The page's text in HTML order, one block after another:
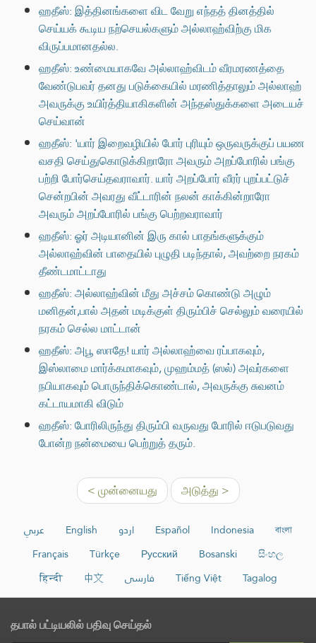
ஹதீஸ்: இத்தினங்களை விட வேறு எந்தத் தினத்தில்
செய்யக் கூடிய நற்செயல்களும் அல்லாஹ்விற்கு மிக
விருப்பமானதல்ல.
ஹதீஸ்: உண்மையாகவே அல்லாஹ்விடம் வீரமரணத்தை
வேண்டுபவர் தனது படுக்கையில் மரணித்தாலும் அல்லாஹ்
அவருக்கு உயிர்த்தியாகிகளின் அந்தஸ்துக்களை அடையச்
செய்வான்
ஹதீஸ்: 'யார் இறைவழியில் போர் புரியும் ஒருவருக்குப் பயண
வசதி செய்துகொடுக்கிறாரோ அவரும் அறப்போரில் பங்கு
பற்றி போர்செய்தவராவார். யார் அறப்போர் வீரர் புறப்பட்டுச்
சென்றபின் அவரது வீட்டாரின் நலன் காக்கின்றாரோ
அவரும் அறப்போரில் பங்கு பெற்றவராவார்
ஹதீஸ்: ஓர் அடியானின் இரு கால் பாதங்களுக்கும்
அல்லாஹ்வின் பாதையில் புழுதி படிந்தால், அவற்றை நரகம்
தீண்டமாட்டாது
ஹதீஸ்: அல்லாஹ்வின் மீது அச்சம் கொண்டு அழும்
மனிதன்,பால் அதன் மடிக்குள் திரும்பிச் செல்லும் வரையில்
நரகம் செல்ல மாட்டான்
ஹதீஸ்: அபூ ஸஈதே! யார் அல்லாஹ்வை ரப்பாகவும்,
இஸ்லாமை மார்க்கமாகவும், முஹம்மத் (ஸல்) அவர்களை
நபியாகவும் பொருந்திக்கொண்டால், அவருக்கு சுவனம்
கட்டாயமாகி விடும்
ஹதீஸ்: போரிலிருந்து திரும்பி வருவது போரில் ஈடுபடுவது
போன்ற நன்மையை பெற்றுத் தரும்.
< முன்னையது அடுத்து >
عربي English اردو Español Indonesia
বাংলা
Français
Türkçe Русский Bosanski
සිංහල
हिन्दी
中文 فارسی Tiếng Việt Tagalog
தபால் பட்டியலில் பதிவு செய்தல்